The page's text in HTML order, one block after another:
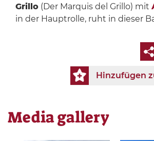
Grillo(Der Marquis del Grillo) mit
in der Hauptrolle, ruht in dieser
Hinzufügen
Media gallery